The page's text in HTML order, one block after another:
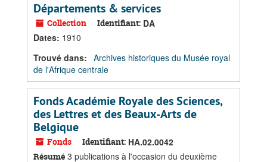
Départements & services
Collection Identifiant: DA
Dates: 1910
Trouvé dans: Archives historiques du Musée royal
de l'Afrique centrale
Fonds Académie Royale des Sciences,
des Lettres et des Beaux-Arts de
Belgique
Fonds Identifiant: HA.02.0042
Résumé 3 publications à l'occasion du deuxième